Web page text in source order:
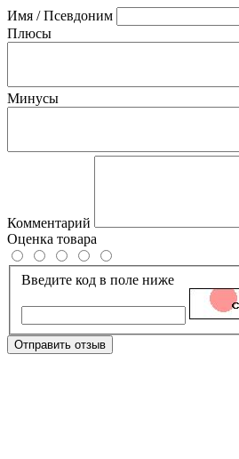
Имя / Псевдоним
Плюсы
Минусы
Комментарий
Оценка товара
Введите код в поле ниже
Отправить отзыв